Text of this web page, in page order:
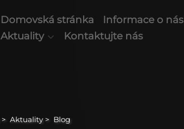
Domovská stránka Informace o nás
Aktuality
Kontaktujte nás
> Aktuality > Blog